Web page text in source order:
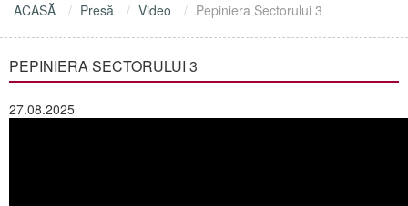
ACASĂ Presă Video Pepiniera Sectorului 3
PEPINIERA SECTORULUI 3
27.08.2025